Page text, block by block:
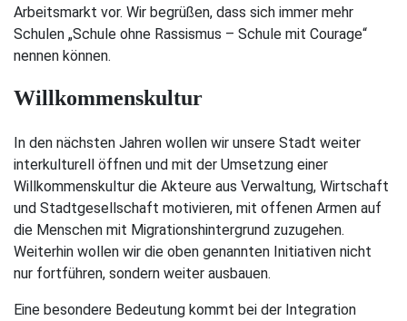
Arbeitsmarkt vor. Wir begrüßen, dass sich immer mehr
Schulen „Schule ohne Rassismus – Schule mit Courage“
nennen können.
Willkommenskultur
In den nächsten Jahren wollen wir unsere Stadt weiter
interkulturell öffnen und mit der Umsetzung einer
Willkommenskultur die Akteure aus Verwaltung, Wirtschaft
und Stadtgesellschaft motivieren, mit offenen Armen auf
die Menschen mit Migrationshintergrund zuzugehen.
Weiterhin wollen wir die oben genannten Initiativen nicht
nur fortführen, sondern weiter ausbauen.
Eine besondere Bedeutung kommt bei der Integration